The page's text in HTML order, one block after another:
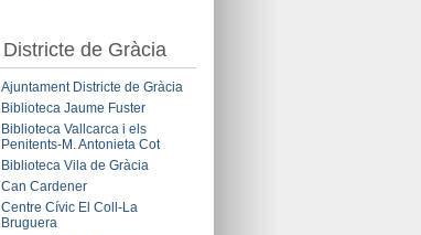
Districte de Gràcia
Ajuntament Districte de Gràcia
Biblioteca Jaume Fuster
Biblioteca Vallcarca i els
Penitents-M. Antonieta Cot
Biblioteca Vila de Gràcia
Can Cardener
Centre Cívic El Coll-La
Bruguera